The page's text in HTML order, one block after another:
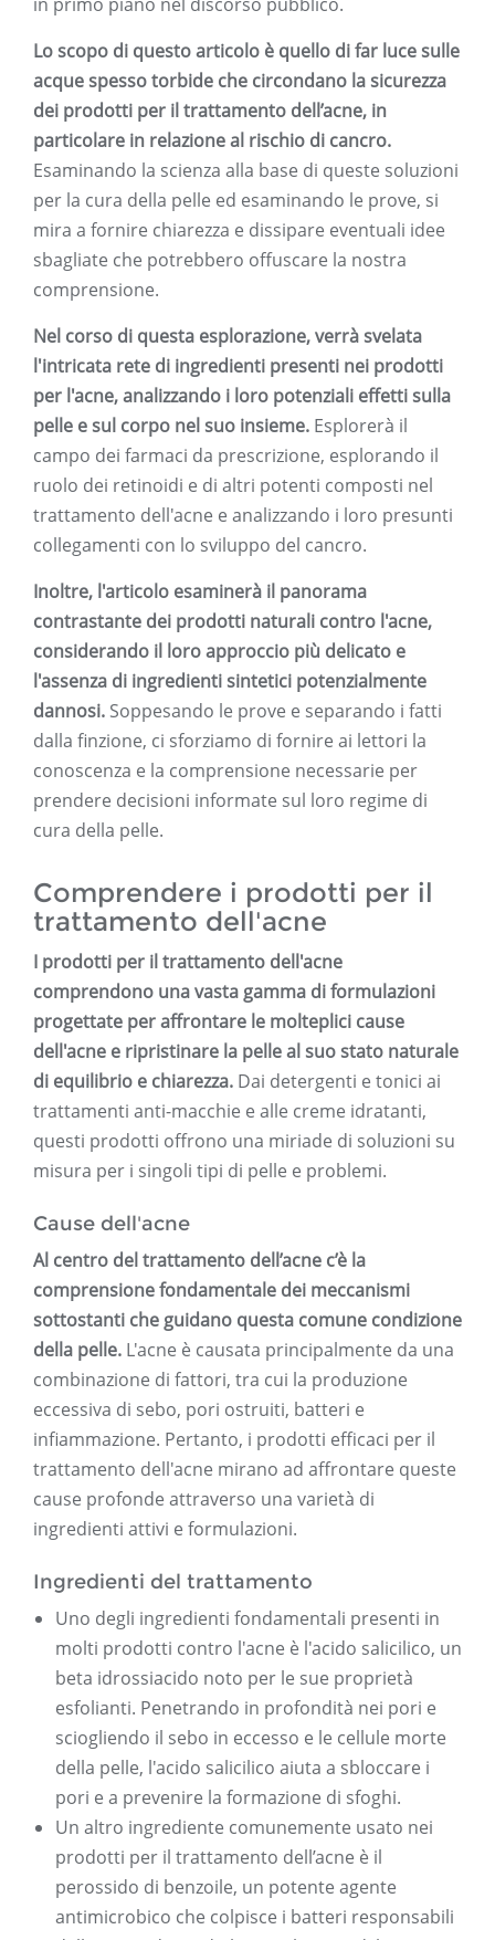
Lo scopo di questo articolo è quello di far luce sulle
acque spesso torbide che circondano la sicurezza
dei prodotti per il trattamento dell’acne, in
particolare in relazione al rischio di cancro.
Esaminando la scienza alla base di queste soluzioni
per la cura della pelle ed esaminando le prove, si
mira a fornire chiarezza e dissipare eventuali idee
sbagliate che potrebbero offuscare la nostra
comprensione.
Nel corso di questa esplorazione, verrà svelata
l'intricata rete di ingredienti presenti nei prodotti
per l'acne, analizzando i loro potenziali effetti sulla
pelle e sul corpo nel suo insieme. Esplorerà il
campo dei farmaci da prescrizione, esplorando il
ruolo dei retinoidi e di altri potenti composti nel
trattamento dell'acne e analizzando i loro presunti
collegamenti con lo sviluppo del cancro.
Inoltre, l'articolo esaminerà il panorama
contrastante dei prodotti naturali contro l'acne,
considerando il loro approccio più delicato e
l'assenza di ingredienti sintetici potenzialmente
dannosi. Soppesando le prove e separando i fatti
dalla finzione, ci sforziamo di fornire ai lettori la
conoscenza e la comprensione necessarie per
prendere decisioni informate sul loro regime di
cura della pelle.
Comprendere i prodotti per il
trattamento dell'acne
I prodotti per il trattamento dell'acne
comprendono una vasta gamma di formulazioni
progettate per affrontare le molteplici cause
dell'acne e ripristinare la pelle al suo stato naturale
di equilibrio e chiarezza. Dai detergenti e tonici ai
trattamenti anti-macchie e alle creme idratanti,
questi prodotti offrono una miriade di soluzioni su
misura per i singoli tipi di pelle e problemi.
Cause dell'acne
Al centro del trattamento dell’acne c’è la
comprensione fondamentale dei meccanismi
sottostanti che guidano questa comune condizione
della pelle. L'acne è causata principalmente da una
combinazione di fattori, tra cui la produzione
eccessiva di sebo, pori ostruiti, batteri e
infiammazione. Pertanto, i prodotti efficaci per il
trattamento dell'acne mirano ad affrontare queste
cause profonde attraverso una varietà di
ingredienti attivi e formulazioni.
Ingredienti del trattamento
Uno degli ingredienti fondamentali presenti in
molti prodotti contro l'acne è l'acido salicilico, un
beta idrossiacido noto per le sue proprietà
esfolianti. Penetrando in profondità nei pori e
sciogliendo il sebo in eccesso e le cellule morte
della pelle, l'acido salicilico aiuta a sbloccare i
pori e a prevenire la formazione di sfoghi.
Un altro ingrediente comunemente usato nei
prodotti per il trattamento dell’acne è il
perossido di benzoile, un potente agente
antimicrobico che colpisce i batteri responsabili